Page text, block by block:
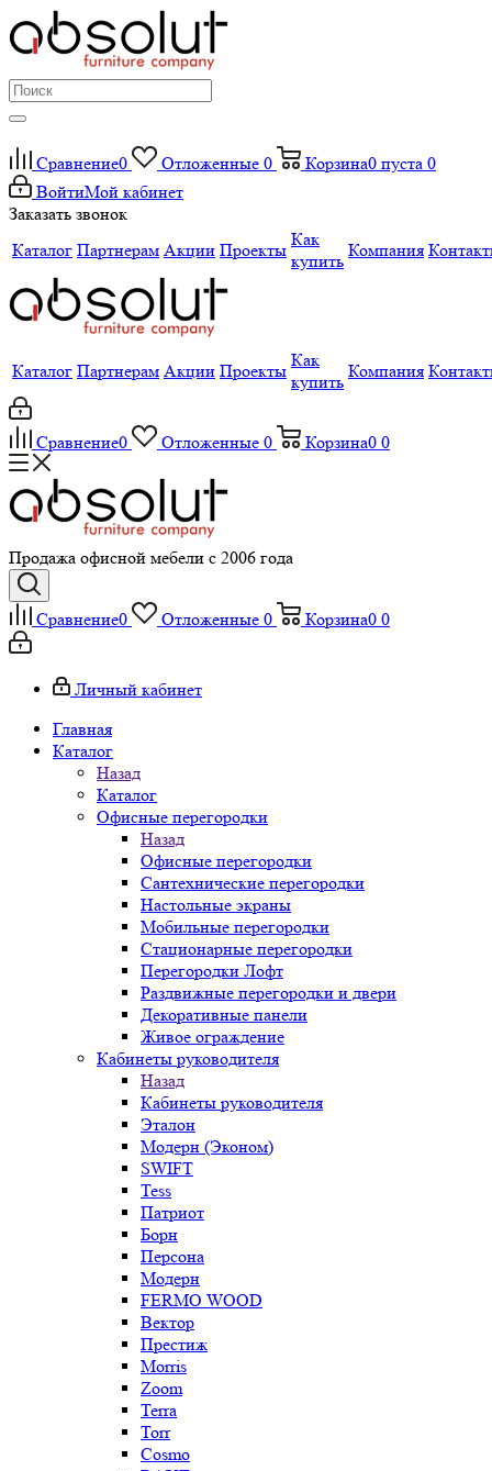
Сравнение0 Отложенные 0 Корзина0 пуста 0
ВойтиМой кабинет
Заказать звонок
Каталог Партнерам Акции Проекты
Как
купить
Компания
Каталог Партнерам Акции Проекты
Как
купить
Компания
Сравнение0 Отложенные 0 Корзина0 0
Продажа офисной мебели с 2006 года
Сравнение0 Отложенные 0 Корзина0 0
Личный кабинет
Главная
Каталог
Назад
Каталог
Офисные перегородки
Назад
Офисные перегородки
Сантехнические перегородки
Настольные экраны
Мобильные перегородки
Стационарные перегородки
Перегородки Лофт
Раздвижные перегородки и двери
Декоративные панели
Живое ограждение
Кабинеты руководителя
Назад
Кабинеты руководителя
Эталон
Модерн (Эконом)
SWIFT
Tess
Патриот
Борн
Персона
Модерн
FERMO WOOD
Вектор
Престиж
Morris
Zoom
Terra
Torr
Cosmo